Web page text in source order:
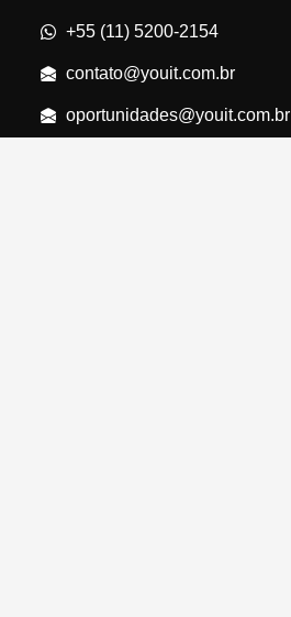
+55 (11) 5200-2154
contato@youit.com.br
oportunidades@youit.com.br